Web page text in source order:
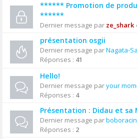
****** Promotion de
******
Dernier message par ze_shark
présentation osgii
Dernier message parNagata-
Réponses : 41
Hello!
Dernier message paryour
Réponses : 4
Présentation : Didau et sa
Dernier message par
Réponses : 2